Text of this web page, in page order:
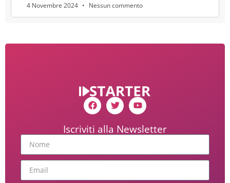
4 Novembre 2024 Nessun commento
Iscriviti alla Newsletter